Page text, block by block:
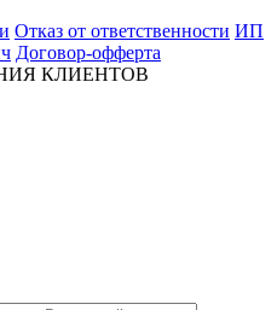
Отказ от ответственности ИП
Договор-офферта
КЛИЕНТОВ